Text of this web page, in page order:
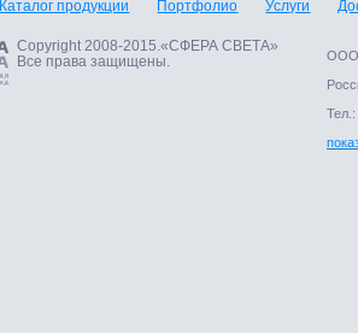
Каталог продукции Портфолио Услуги
Copyright 2008-2015.«СФЕРА СВЕТА»
Все права защищены.
ООО